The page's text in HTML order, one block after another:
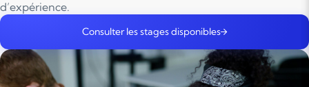
d’expérience.
Consulter les stages disponibles